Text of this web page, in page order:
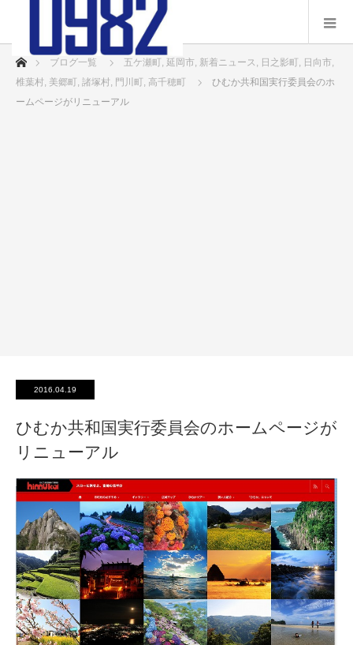
ホームブログ一覧 五ケ瀬町, 延岡市, 新着ニュース , 日之影町, 日向市,
椎葉村, 美郷町, 諸塚村, 門川町, 高千穂町
ひむか共和国実行委員会のホ
ームページがリニューアル
2016.04.19
ひむか共和国実行委員会のホームページが
リニューアル